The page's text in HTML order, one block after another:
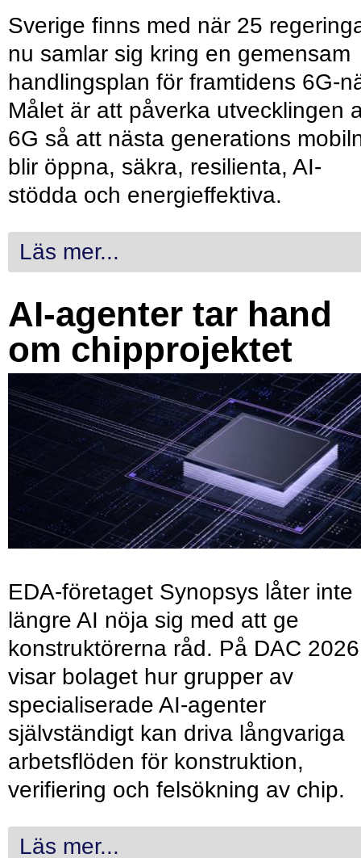
Sverige finns med när 25
nu samlar sig kring en gemensam
handlingsplan för framtidens 6G-
Målet är att påverka utvecklingen
6G så att nästa generations
blir öppna, säkra, resilienta, AI-
stödda och energieffektiva.
Läs mer...
AI-agenter tar hand
om chipprojektet
EDA-företaget Synopsys låter inte
längre AI nöja sig med att ge
konstruktörerna råd. På DAC 2026
visar bolaget hur grupper av
specialiserade AI-agenter
självständigt kan driva långvariga
arbetsflöden för konstruktion,
verifiering och felsökning av chip.
Läs mer...